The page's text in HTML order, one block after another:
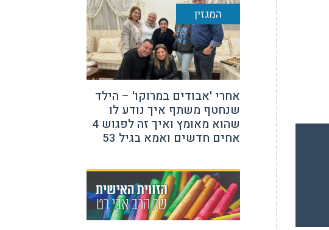
המגזין
אחרי 'אבודים במרוקו' – הילד
שנחטף משתף איך נודע לו
שהוא מאומץ ואיך זה לפגוש 4
אחים חדשים ואמא בגיל 53